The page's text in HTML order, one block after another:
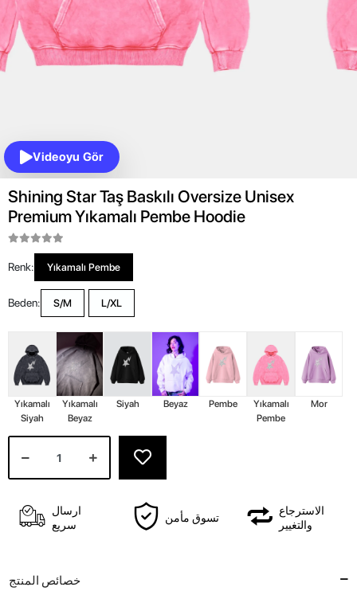
Videoyu Gör
Shining Star Taş Baskılı Oversize Unisex
Premium Yıkamalı Pembe Hoodie
Renk: Yıkamalı Pembe
Beden: S/M L/XL
Yıkamalı
Siyah
Yıkamalı
Beyaz
Siyah Beyaz Pembe
Yıkamalı
Pembe
Mor
ارسال
سريع
تسوق مأمن
الاسترجاع
والتغيير
خصائص المنتج